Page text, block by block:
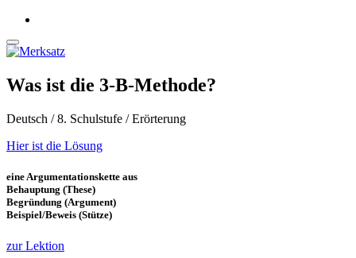
Was ist die 3-B-Methode?
Deutsch / 8. Schulstufe / Erörterung
Hier ist die Lösung
eine Argumentationskette aus
Behauptung (These)
Begründung (Argument)
Beispiel/Beweis (Stütze)
zur Lektion